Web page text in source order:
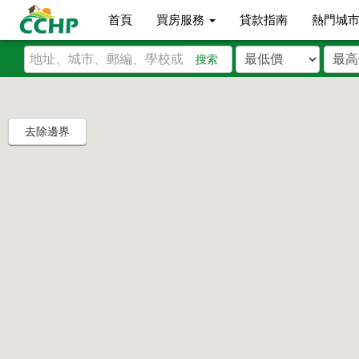
首頁 買房服務 貸款指南 熱門城
搜索
去除邊界